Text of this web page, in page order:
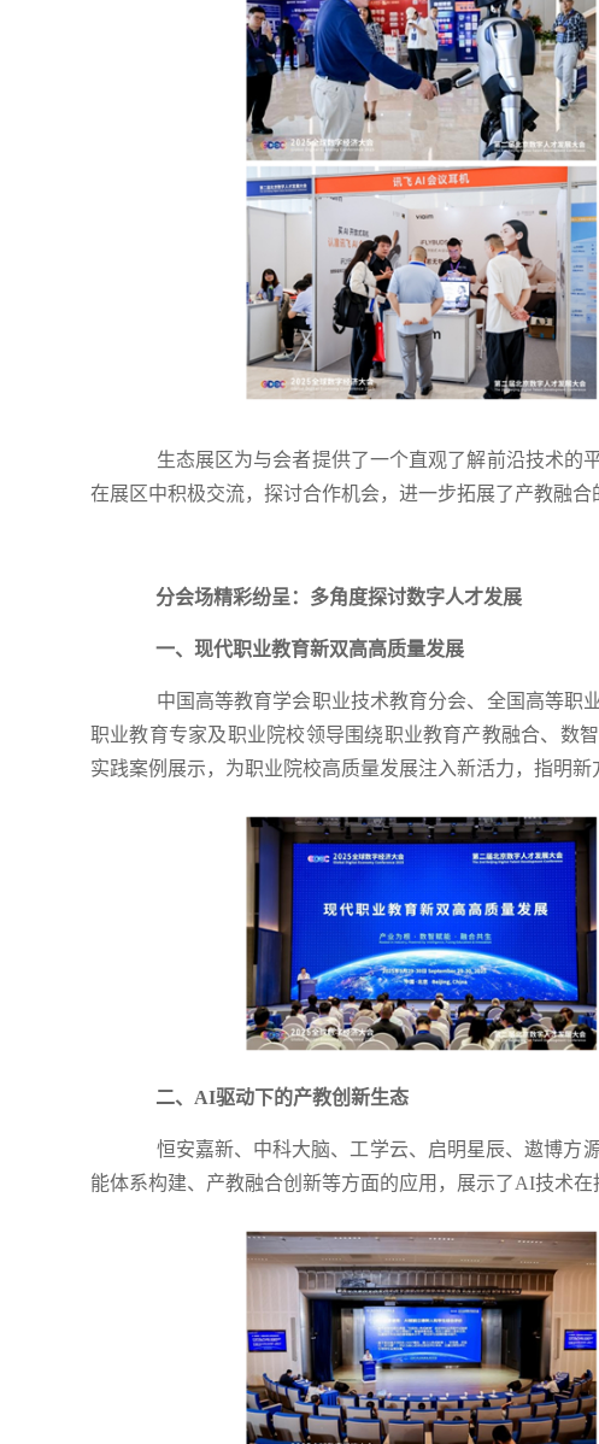
生态展区为与会者提供了一个直观了解前沿技术的
在展区中积极交流，探讨合作机会，进一步拓展了产教融合
分会场精彩纷呈：多角度探讨数字人才发展
一、现代职业教育新双高高质量发展
中国高等教育学会职业技术教育分会、全国高等职
职业教育专家及职业院校领导围绕职业教育产教融合、数
实践案例展示，为职业院校高质量发展注入新活力，指明新
二、AI驱动下的产教创新生态
恒安嘉新、中科大脑、工学云、启明星辰、遨博方
能体系构建、产教融合创新等方面的应用，展示了AI技术在